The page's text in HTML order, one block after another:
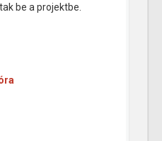
be a projektbe.